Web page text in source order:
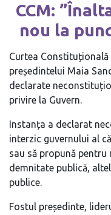
CCM:
nou la
Curtea
președintelui Maia
declarate
privire la Guvern.
Instanța a declarat
interzic guvernului al
sau să propună
demnitate publică,
publice.
Fostul președinte,